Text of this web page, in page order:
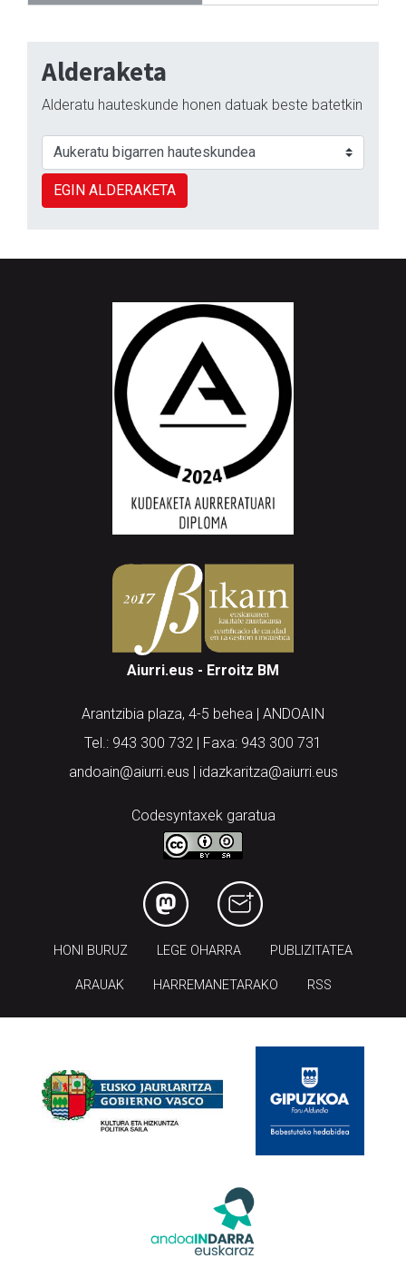
Alderaketa
Alderatu hauteskunde honen datuak beste batetkin
EGIN ALDERAKETA
Aiurri.eus - Erroitz BM
Arantzibia plaza, 4-5 behea | ANDOAIN
Tel.: 943 300 732 | Faxa: 943 300 731
andoain@aiurri.eus | idazkaritza@aiurri.eus
Codesyntaxek garatua
HONI BURUZ LEGE OHARRA PUBLIZITATEA
ARAUAK HARREMANETARAKO RSS